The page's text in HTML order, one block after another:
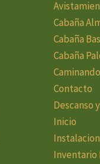
Cabaña
Cabaña
Cabaña
Contacto
Descanso
Inicio
Inventario